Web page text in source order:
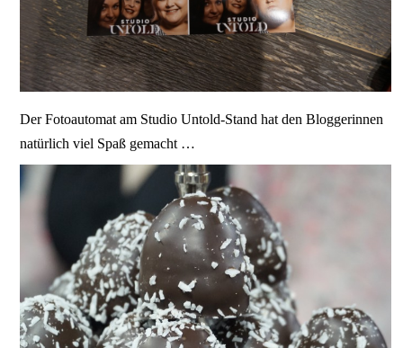
Der Fotoautomat am Studio Untold-Stand hat den Bloggerinnen
natürlich viel Spaß gemacht …